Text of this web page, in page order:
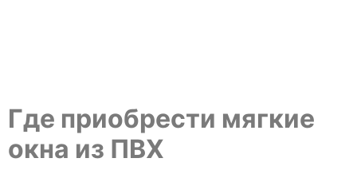
Где приобрести мягкие
окна из ПВХ